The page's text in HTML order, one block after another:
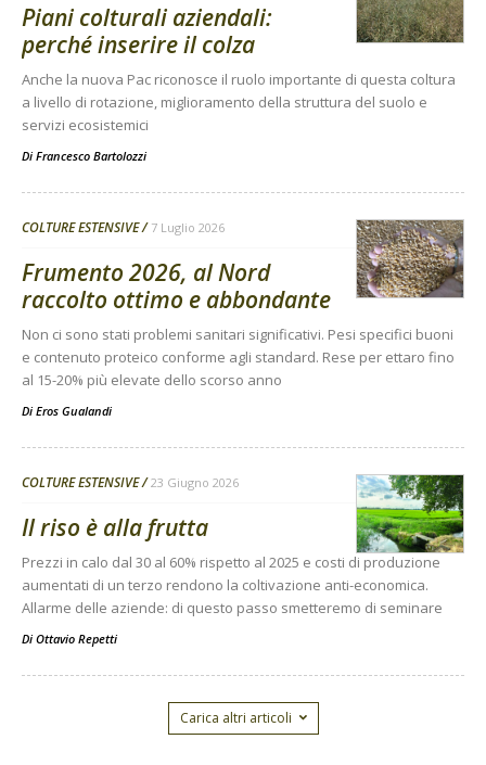
Piani colturali aziendali:
perché inserire il colza
Anche la nuova Pac riconosce il ruolo importante di questa coltura
a livello di rotazione, miglioramento della struttura del suolo e
servizi ecosistemici
Di Francesco Bartolozzi
COLTURE ESTENSIVE 7 Luglio 2026
Frumento 2026, al Nord
raccolto ottimo e abbondante
Non ci sono stati problemi sanitari significativi. Pesi specifici buoni
e contenuto proteico conforme agli standard. Rese per ettaro fino
al 15-20% più elevate dello scorso anno
Di Eros Gualandi
COLTURE ESTENSIVE 23 Giugno 2026
Il riso è alla frutta
Prezzi in calo dal 30 al 60% rispetto al 2025 e costi di produzione
aumentati di un terzo rendono la coltivazione anti-economica.
Allarme delle aziende: di questo passo smetteremo di seminare
Di Ottavio Repetti
Carica altri articoli